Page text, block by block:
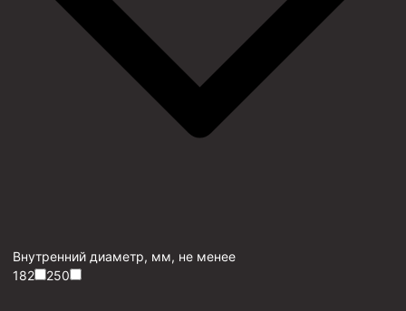
Внутренний диаметр, мм, не менее
182
250